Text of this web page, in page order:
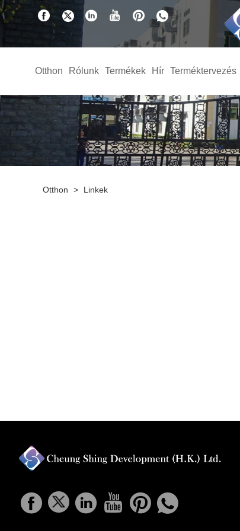
Otthon Rólunk Termékek Hír Terméktervezés
Otthon > Linkek